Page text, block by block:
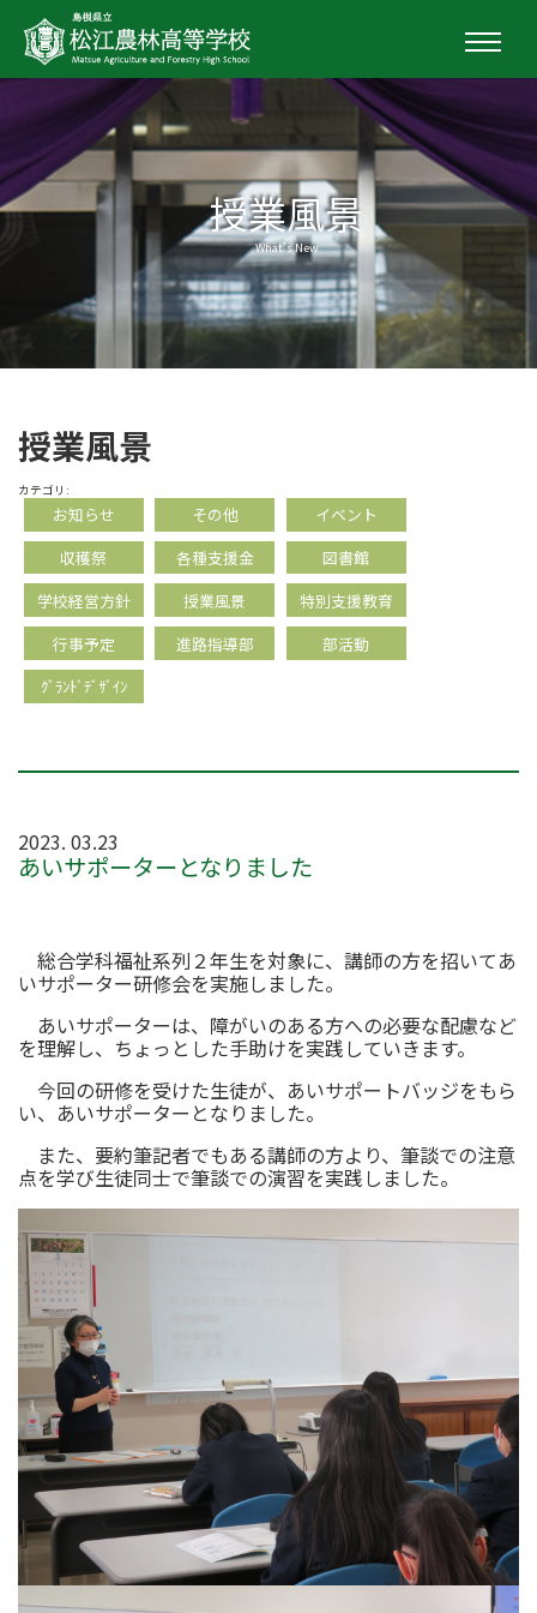
授業風景
What's New
授業風景
カテゴリ:
お知らせ その他
イベント
収穫祭
各種支援金
図書館
学校経営方針
授業風景
特別支援教育
行事予定
進路指導部
部活動
ｸﾞﾗﾝﾄﾞﾃﾞｻﾞｲﾝ
2023. 03.23
あいサポーターとなりました
総合学科福祉系列２年生を対象に、講師の方を招いてあ
いサポーター研修会を実施しました。
あいサポーターは、障がいのある方への必要な配慮など
を理解し、ちょっとした手助けを実践していきます。
今回の研修を受けた生徒が、あいサポートバッジをもら
い、あいサポーターとなりました。
また、要約筆記者でもある講師の方より、筆談での注意
点を学び生徒同士で筆談での演習を実践しました。